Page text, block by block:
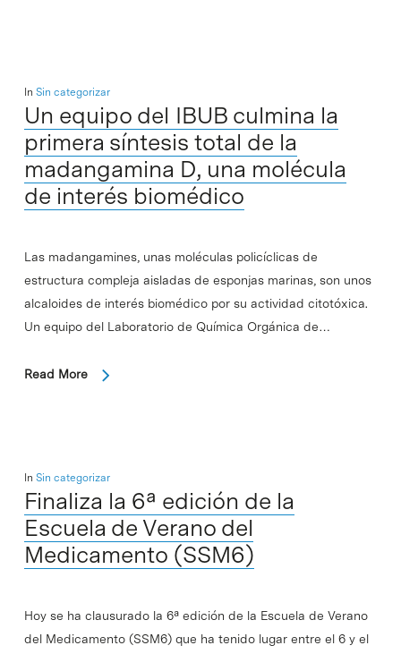
In Sin categorizar
Un equipo del IBUB culmina la
primera síntesis total de la
madangamina D, una molécula
de interés biomédico
Las madangamines, unas moléculas policíclicas de
estructura compleja aisladas de esponjas marinas, son unos
alcaloides de interés biomédico por su actividad citotóxica.
Un equipo del Laboratorio de Química Orgánica de…
Read More
In Sin categorizar
Finaliza la 6ª edición de la
Escuela de Verano del
Medicamento (SSM6)
Hoy se ha clausurado la 6ª edición de la Escuela de Verano
del Medicamento (SSM6) que ha tenido lugar entre el 6 y el